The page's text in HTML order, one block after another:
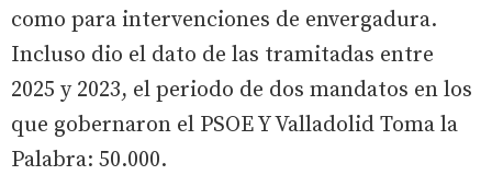
como para intervenciones de envergadura.
Incluso dio el dato de las tramitadas entre
2025 y 2023, el periodo de dos mandatos en los
que gobernaron el PSOE Y Valladolid Toma la
Palabra: 50.000.